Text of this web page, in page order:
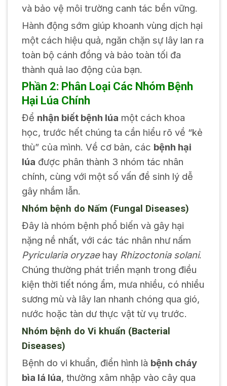
và bảo vệ môi trường canh tác bền vững.
Hành động sớm giúp khoanh vùng dịch hại
một cách hiệu quả, ngăn chặn sự lây lan ra
toàn bộ cánh đồng và bảo toàn tối đa
thành quả lao động của bạn.
Phần 2: Phân Loại Các Nhóm Bệnh
Hại Lúa Chính
Để nhận biết bệnh lúa một cách khoa
học, trước hết chúng ta cần hiểu rõ về “kẻ
thù” của mình. Về cơ bản, các bệnh hại
lúa được phân thành 3 nhóm tác nhân
chính, cùng với một số vấn đề sinh lý dễ
gây nhầm lẫn.
Nhóm bệnh do Nấm (Fungal Diseases)
Đây là nhóm bệnh phổ biến và gây hại
nặng nề nhất, với các tác nhân như nấm
Pyricularia oryzaehay Rhizoctonia solani.
Chúng thường phát triển mạnh trong điều
kiện thời tiết nóng ẩm, mưa nhiều, có nhiều
sương mù và lây lan nhanh chóng qua gió,
nước hoặc tàn dư thực vật từ vụ trước.
Nhóm bệnh do Vi khuẩn (Bacterial
Diseases)
Bệnh do vi khuẩn, điển hình là bệnh cháy
bìa lá lúa, thường xâm nhập vào cây qua